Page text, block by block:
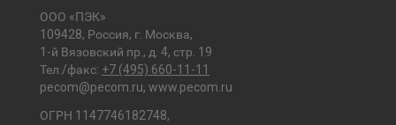
ООО «ПЭК»
109428, Россия, г. Москва,
1-й Вязовский пр., д. 4, стр. 19
Тел./факс: +7 (495) 660-11-11
pecom@pecom.ru, www.pecom.ru
ОГРН 1147746182748,